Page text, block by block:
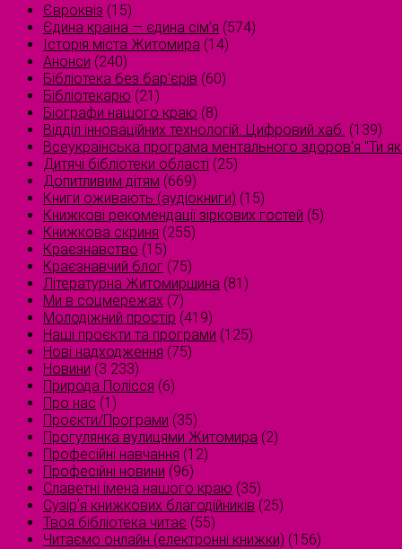
Євроквіз (15)
Єдина країна — єдина сім’я (574)
Історія міста Житомира (14)
Анонси (240)
Бібліотека без бар'єрів (60)
Бібліотекарю (21)
Біографи нашого краю (8)
Відділ інноваційних технологій. Цифровий хаб. (139)
Всеукраїнська програма ментального здоров'я "Ти
Дитячі бібліотеки області (25)
Допитливим дітям (669)
Книги оживають (аудіокниги) (15)
Книжкові рекомендації зіркових гостей (5)
Книжкова скриня (255)
Краєзнавство (15)
Краєзнавчий блог (75)
Літературна Житомирщина (81)
Ми в соцмережах (7)
Молодіжний простір (419)
Наші проєкти та програми (125)
Нові надходження (75)
Новини (3 233)
Природа Полісся (6)
Про нас (1)
Проєкти/Програми (35)
Прогулянка вулицями Житомира (2)
Професійні навчання (12)
Професійні новини (96)
Славетні імена нашого краю (35)
Сузірʼя книжкових благодійників (25)
Твоя бібліотека читає (55)
Читаємо онлайн (електронні книжки) (156)